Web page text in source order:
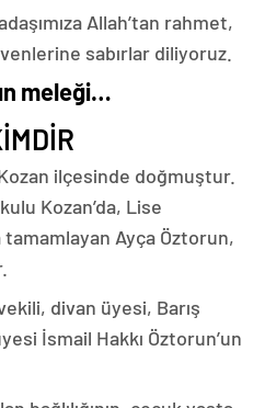
Allah’tan rahmet,
sabırlar diliyoruz.
meleği…
ilçesinde doğmuştur.
Kozan’da, Lise
Ayça Öztorun,
divan üyesi, Barış
İsmail Hakkı Öztorun’un